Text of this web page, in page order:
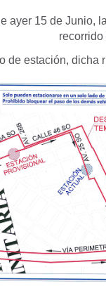
ayer 15 de Junio,
recorrido
de estación, dicha